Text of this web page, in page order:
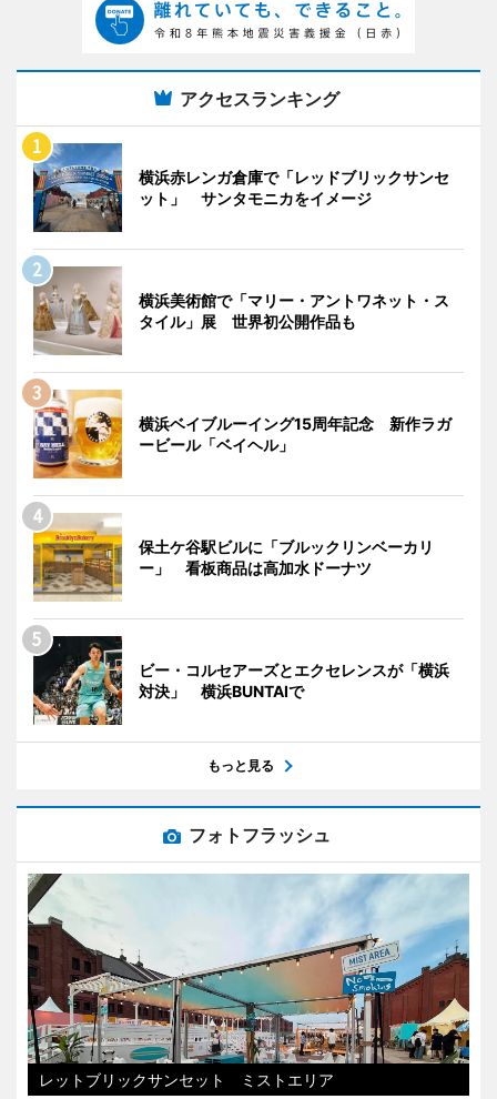
アクセスランキング
横浜赤レンガ倉庫で「レッドブリックサンセ
ット」 サンタモニカをイメージ
横浜美術館で「マリー・アントワネット・ス
タイル」展 世界初公開作品も
横浜ベイブルーイング15周年記念 新作ラガ
ービール「ベイヘル」
保土ケ谷駅ビルに「ブルックリンベーカリ
ー」 看板商品は高加水ドーナツ
ビー・コルセアーズとエクセレンスが「横浜
対決」 横浜BUNTAIで
もっと見る
フォトフラッシュ
レットブリックサンセット ミストエリア